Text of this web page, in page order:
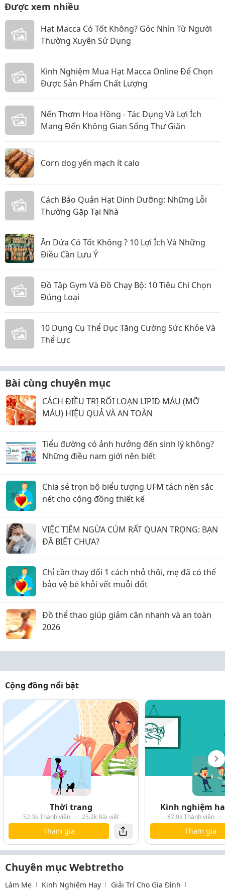
Được xem nhiều
Hạt Macca Có Tốt Không? Góc Nhìn Từ Người
Thường Xuyên Sử Dụng
Kinh Nghiệm Mua Hạt Macca Online Để Chọn
Được Sản Phẩm Chất Lượng
Nến Thơm Hoa Hồng - Tác Dụng Và Lợi Ích
Mang Đến Không Gian Sống Thư Giãn
Corn dog yến mạch ít calo
Cách Bảo Quản Hạt Dinh Dưỡng: Những Lỗi
Thường Gặp Tại Nhà
Ăn Dứa Có Tốt Không ? 10 Lợi Ích Và Những
Điều Cần Lưu Ý
Đồ Tập Gym Và Đồ Chạy Bộ: 10 Tiêu Chí Chọn
Đúng Loại
10 Dụng Cụ Thể Dục Tăng Cường Sức Khỏe Và
Thể Lực
Bài cùng chuyên mục
CÁCH ĐIỀU TRỊ RỐI LOẠN LIPID MÁU (MỠ
MÁU) HIỆU QUẢ VÀ AN TOÀN
Tiểu đường có ảnh hưởng đến sinh lý không?
Những điều nam giới nên biết
Chia sẻ trọn bộ biểu tượng UFM tách nền sắc
nét cho cộng đồng thiết kế
VIỆC TIÊM NGỪA CÚM RẤT QUAN TRỌNG: BẠN
ĐÃ BIẾT CHƯA?
Chỉ cần thay đổi 1 cách nhỏ thôi, mẹ đã có thể
bảo vệ bé khỏi vết muỗi đốt
Đồ thể thao giúp giảm cân nhanh và an toàn
2026
Cộng đồng nổi bật
Thời trang
52.3k Thành viên · 25.2k Bài viết
Tham gia
Kinh nghiệm
87.9k Thành viên ·
Tham gia
Chuyên mục Webtretho
Làm Mẹ Kinh Nghiệm Hay Giải Trí Cho Gia Đình